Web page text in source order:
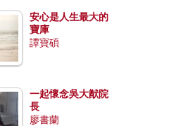
安心是人生最大的
寶庫
譚寶碩
一起懷念吳大猷院
長
廖書蘭